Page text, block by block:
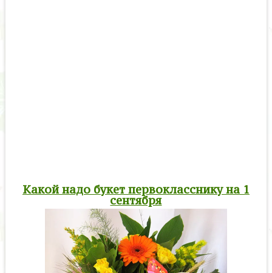
Какой надо букет первокласснику на 1
сентября